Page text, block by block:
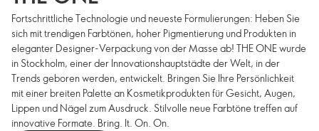
Fortschrittliche Technologie und neueste Formulierungen: Heben Sie
sich mit trendigen Farbtönen, hoher Pigmentierung und Produkten in
eleganter Designer-Verpackung von der Masse ab! THE ONE wurde
in Stockholm, einer der Innovationshauptstädte der Welt, in der
Trends geboren werden, entwickelt. Bringen Sie Ihre Persönlichkeit
mit einer breiten Palette an Kosmetikprodukten für Gesicht, Augen,
Lippen und Nägel zum Ausdruck. Stilvolle neue Farbtöne treffen auf
innovative Formate. Bring. It. On. On.